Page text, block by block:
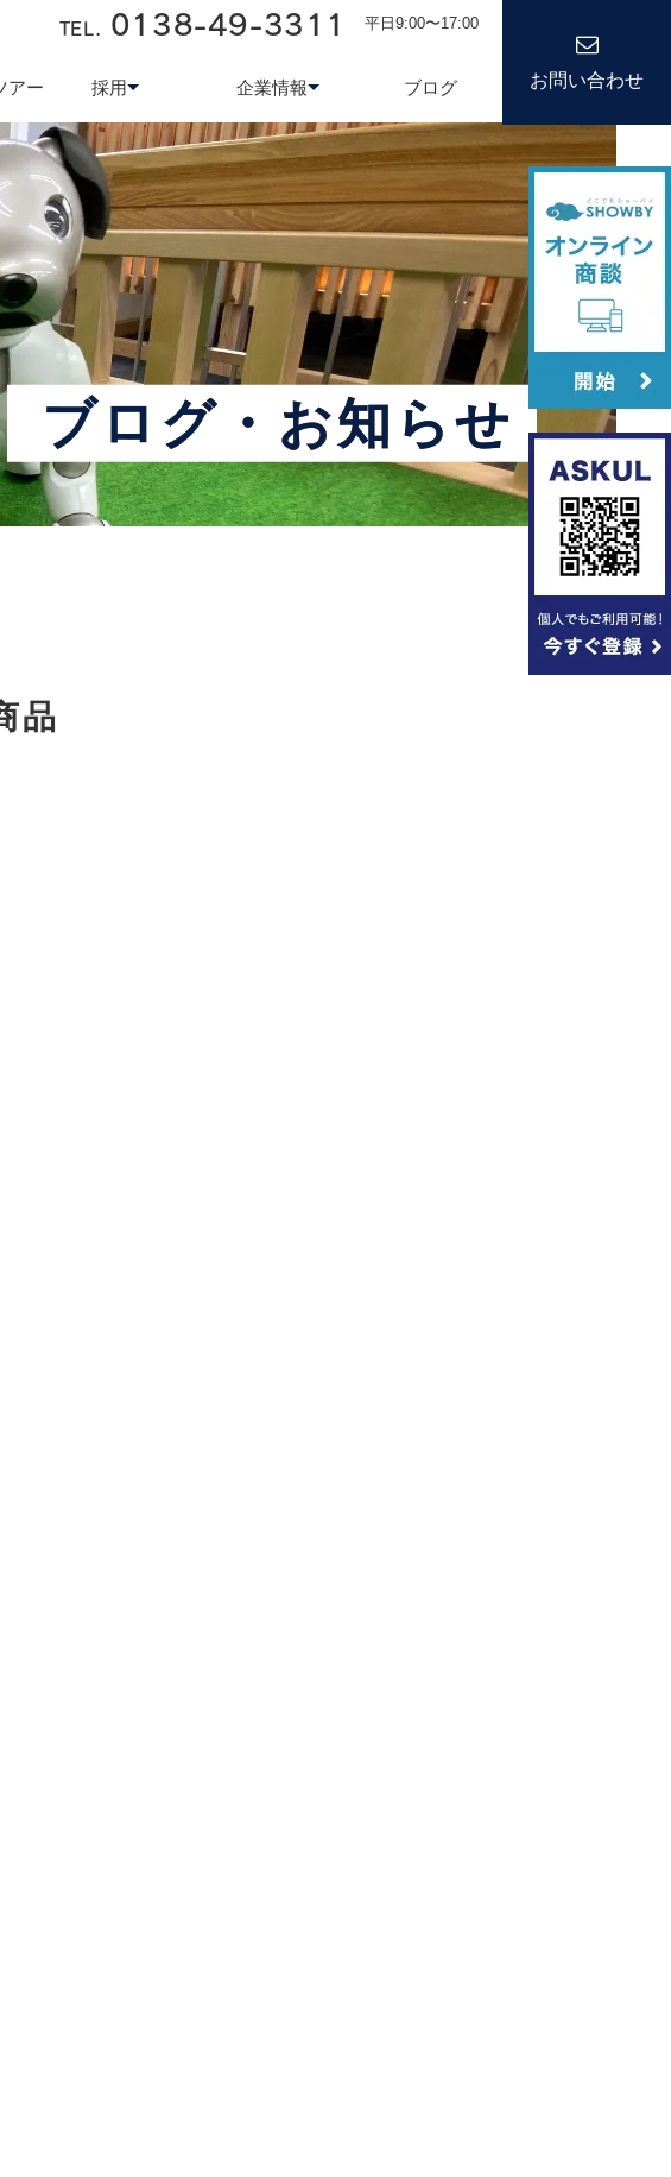
オフィス業務システム kond 光回線
アー 採用
採用について 新卒採用
企業情報
会社情報
ブログ
TEL. 0138-49-3311 平日9:00〜17:00
お問い合わせ
ブログ・お知らせ
品